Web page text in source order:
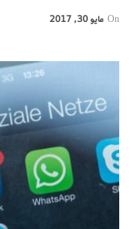
On مايو 30, 2017